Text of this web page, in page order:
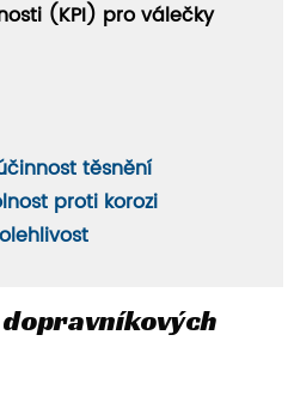
(KPI) pro válečky
těsnění
proti korozi